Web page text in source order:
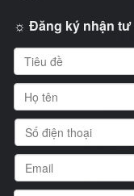
☼ Đăng ký nhận tư